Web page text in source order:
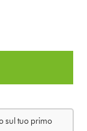
sul tuo primo